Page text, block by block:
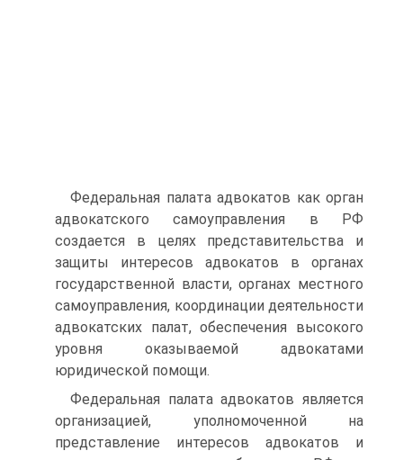
Федеральная палата адвокатов как орган
адвокатского самоуправления в РФ
создается в целях представительства и
защиты интересов адвокатов в органах
государственной власти, органах местного
самоуправления, координации деятельности
адвокатских палат, обеспечения высокого
уровня оказываемой адвокатами
юридической помощи.
Федеральная палата адвокатов является
организацией, уполномоченной на
представление интересов адвокатов и